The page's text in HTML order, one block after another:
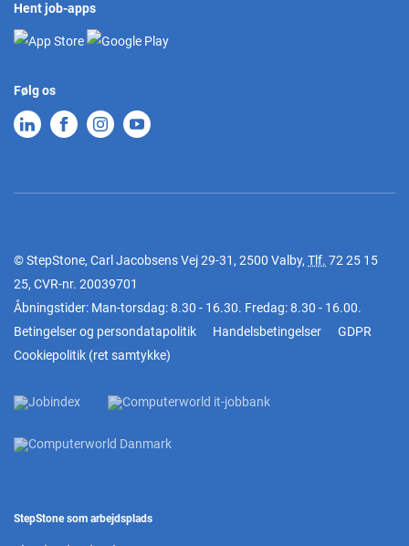
Hent job-apps
Følg os
© StepStone, Carl Jacobsens Vej 29-31, 2500 Valby, Tlf. 72 25 15
25, CVR-nr. 20039701
Åbningstider: Man-torsdag: 8.30 - 16.30. Fredag: 8.30 - 16.00.
Betingelser og persondatapolitik
Handelsbetingelser
GDPR
Cookiepolitik (ret samtykke)
StepStone som arbejdsplads